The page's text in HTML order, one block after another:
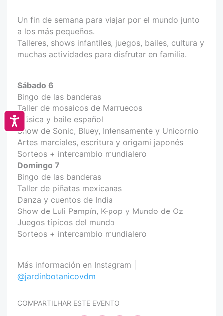
Accesibilidad
Un fin de semana para viajar por el mundo junto
a los más pequeños.
Talleres, shows infantiles, juegos, bailes, cultura y
muchas actividades para disfrutar en familia.
Sábado 6
Bingo de las banderas
Taller de mosaicos de Marruecos
Música y baile español
Show de Sonic, Bluey, Intensamente y Unicornio
Artes marciales, escritura y origami japonés
Sorteos + intercambio mundialero
Domingo 7
Bingo de las banderas
Taller de piñatas mexicanas
Danza y cuentos de India
Show de Luli Pampín, K-pop y Mundo de Oz
Juegos típicos del mundo
Sorteos + intercambio mundialero
Más información en Instagram |
@jardinbotanicovdm
COMPARTILHAR ESTE EVENTO